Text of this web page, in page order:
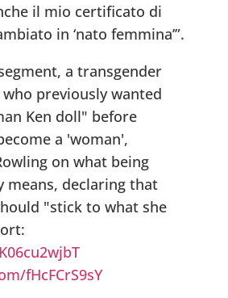
il mio certificato di
in ‘nato femmina’”.
a transgender
previously wanted
Ken doll" before
a 'woman',
on what being
means, declaring that
"stick to what she
fHcFCrS9sY